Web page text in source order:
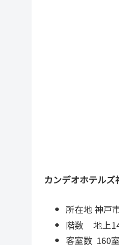
カンデオホテル
所在地 神戸
階数 地上
客室数 160室